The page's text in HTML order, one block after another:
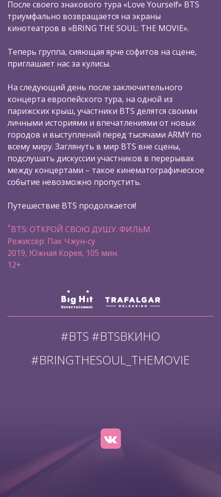
После своего знакового тура «Love Yourself» BTS
триумфально возвращается на экраны
кинотеатров в «BRING THE SOUL: THE MOVIE».
Теперь группа, сияющая ярче софитов на сцене,
приглашает нас за кулисы.
На следующий день после заключительного
концерта европейского тура, на одной из
парижских крыш, участники BTS делятся своими
личными историями и впечатлениями от новых
городов и выступлений перед тысячами ARMY по
всему миру. Заглянуть в мир BTS вне сцены,
подслушать дискуссии участников в перерывах
между концертами – такое кинематографическое
событие невозможно пропустить.
Путешествие BTS продолжается!
*BTS: ОТКРОЙ СВОЮ ДУШУ. ФИЛЬМ
Режиссёр: Пак Чжун-су
2019, Южная Корея, 105 мин.
12+
#BTS #BTSВКИНО
#BRINGTHESOUL_THEMOVIE